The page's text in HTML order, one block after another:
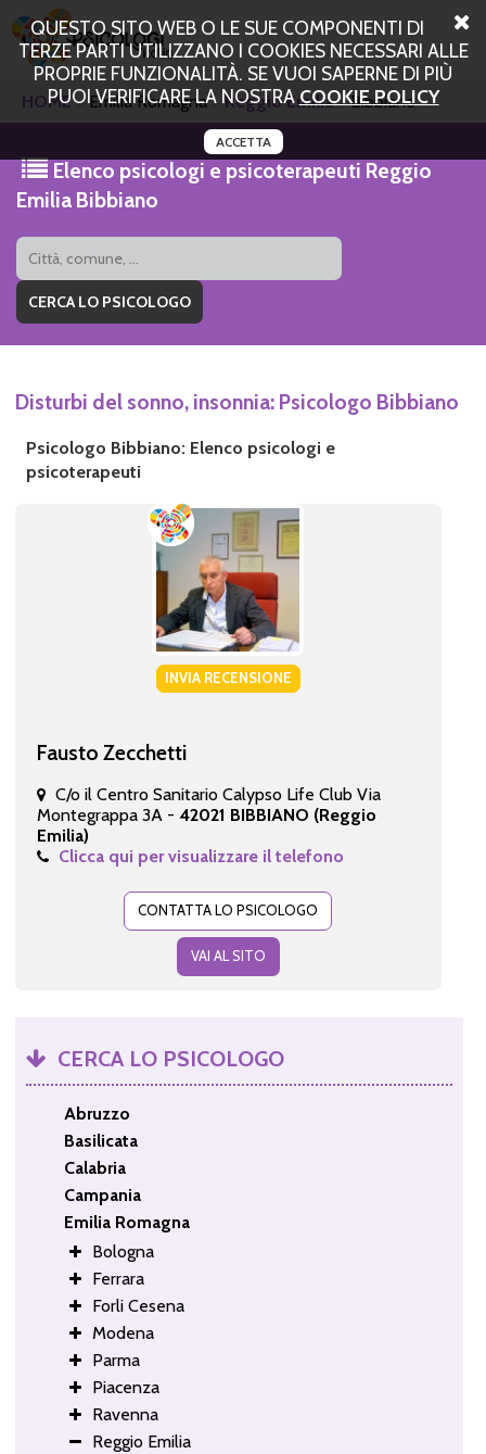
QUESTO SITO WEB O LE SUE COMPONENTI DI
TERZE PARTI UTILIZZANO I COOKIES NECESSARI ALLE
PROPRIE FUNZIONALITÀ. SE VUOI SAPERNE DI PIÙ
PUOI VERIFICARE LA NOSTRACOOKIE POLICY
ACCETTA
HOME Emilia Romagna Reggio Emilia Bibbiano
Elenco psicologi e psicoterapeuti Reggio
Emilia Bibbiano
Disturbi del sonno, insonnia: Psicologo Bibbiano
Psicologo Bibbiano: Elenco psicologi e
psicoterapeuti
INVIA RECENSIONE
Fausto Zecchetti
C/o il Centro Sanitario Calypso Life Club Via
Montegrappa 3A - 42021 BIBBIANO (Reggio
Emilia)
Clicca qui per visualizzare il telefono
CONTATTA LO PSICOLOGO
VAI AL SITO
CERCA LO PSICOLOGO
Abruzzo
Basilicata
Calabria
Campania
Emilia Romagna
Bologna
Ferrara
Forli Cesena
Modena
Parma
Piacenza
Ravenna
Reggio Emilia